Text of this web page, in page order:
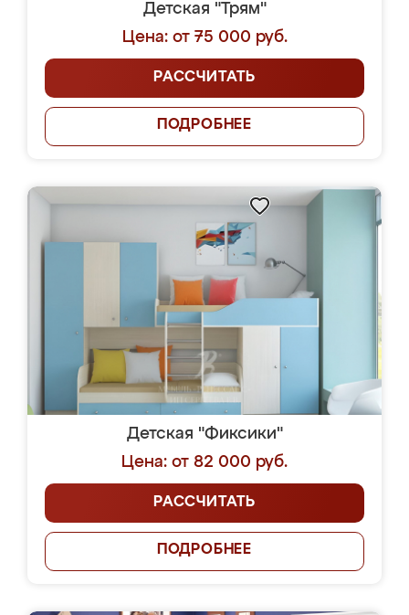
Детская "Трям"
Цена: от 75 000 руб.
РАССЧИТАТЬ
ПОДРОБНЕЕ
Детская "Фиксики"
Цена: от 82 000 руб.
РАССЧИТАТЬ
ПОДРОБНЕЕ